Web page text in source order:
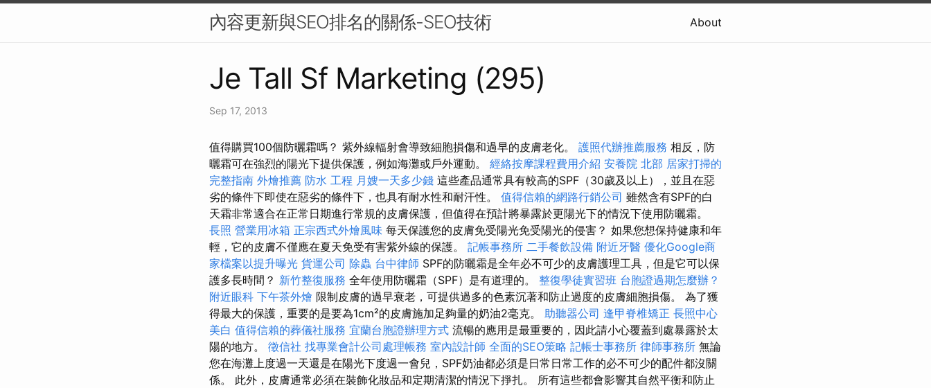
內容更新與SEO排名的關係-SEO技術 About
Je Tall Sf Marketing (295)
Sep 17, 2013
值得購買100個防曬霜嗎？ 紫外線輻射會導致細胞損傷和過早的皮膚老化。 護照代辦推薦服務 相反，防
曬霜可在強烈的陽光下提供保護，例如海灘或戶外運動。 經絡按摩課程費用介紹 安養院 北部 居家打掃的
完整指南 外燴推薦 防水 工程 月嫂一天多少錢 這些產品通常具有較高的SPF（30歲及以上），並且在惡
劣的條件下即使在惡劣的條件下，也具有耐水性和耐汗性。 值得信賴的網路行銷公司 雖然含有SPF的白
天霜非常適合在正常日期進行常規的皮膚保護，但值得在預計將暴露於更陽光下的情況下使用防曬霜。
長照 營業用冰箱 正宗西式外燴風味 每天保護您的皮膚免受陽光免受陽光的侵害？ 如果您想保持健康和年
輕，它的皮膚不僅應在夏天免受有害紫外線的保護。 記帳事務所 二手餐飲設備 附近牙醫 優化Google商
家檔案以提升曝光 貨運公司 除蟲 台中律師 SPF的防曬霜是全年必不可少的皮膚護理工具，但是它可以保
護多長時間？ 新竹整復服務 全年使用防曬霜（SPF）是有道理的。 整復學徒實習班 台胞證過期怎麼辦？
附近眼科 下午茶外燴 限制皮膚的過早衰老，可提供過多的色素沉著和防止過度的皮膚細胞損傷。 為了獲
得最大的保護，重要的是要為1cm²的皮膚施加足夠量的奶油2毫克。 助聽器公司 逢甲脊椎矯正 長照中心
美白 值得信賴的葬儀社服務 宜蘭台胞證辦理方式 流暢的應用是最重要的，因此請小心覆蓋到處暴露於太
陽的地方。 徵信社 找專業會計公司處理帳務 室內設計師 全面的SEO策略 記帳士事務所 律師事務所 無論
您在海灘上度過一天還是在陽光下度過一會兒，SPF奶油都必須是日常日常工作的必不可少的配件都沒關
係。 此外，皮膚通常必須在裝飾化妝品和定期清潔的情況下掙扎。 所有這些都會影響其自然平衡和防止